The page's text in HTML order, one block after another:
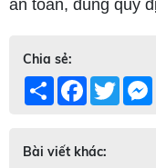
an toàn, đúng quy
Chia sẻ:
Share Facebook
Twitter
Bài viết khác: